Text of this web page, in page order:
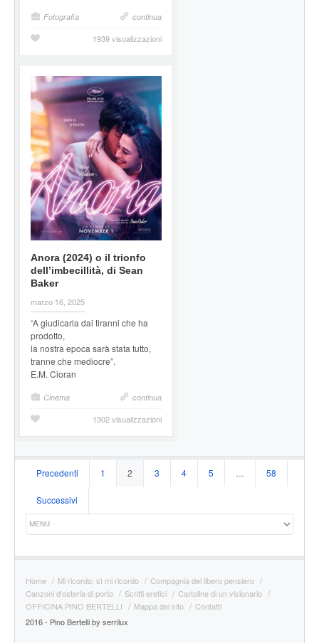
Fotografia continua
1939 visualizzazioni
Anora (2024) o il trionfo
dell’imbecillità, di Sean
Baker
marzo 16, 2025
“A giudicarla dai tiranni che ha
prodotto,
la nostra epoca sarà stata tutto,
tranne che mediocre”.
E.M. Cioran
Cinema continua
1302 visualizzazioni
Navigazione
articoli
Precedenti 1 2 3 4 5 … 58
Successivi
Home Mi ricordo, sì mi ricordo
Compagnia del libero pensiero
Canzoni d’osteria di porto
Scritti eretici
Cartoline di un visionario
OFFICINA PINO BERTELLI
Mappa del sito
Contatti
2016 - Pino Bertelli by serrilux